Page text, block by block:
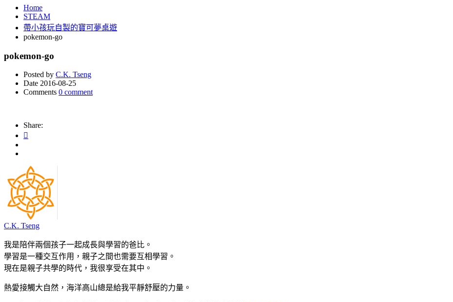
Home
STEAM
帶小孩玩自製的寶可夢桌遊
pokemon-go
pokemon-go
Posted by C.K. Tseng
Date 2016-08-25
Comments 0 comment
Share:
C.K. Tseng
我是陪伴兩個孩子一起成長與學習的爸比。
學習是一種交互作用，親子之間也需要互相學習。
現在是親子共學的時代，我很享受在其中。
熱愛接觸大自然，海洋高山總是給我平靜舒壓的力量。